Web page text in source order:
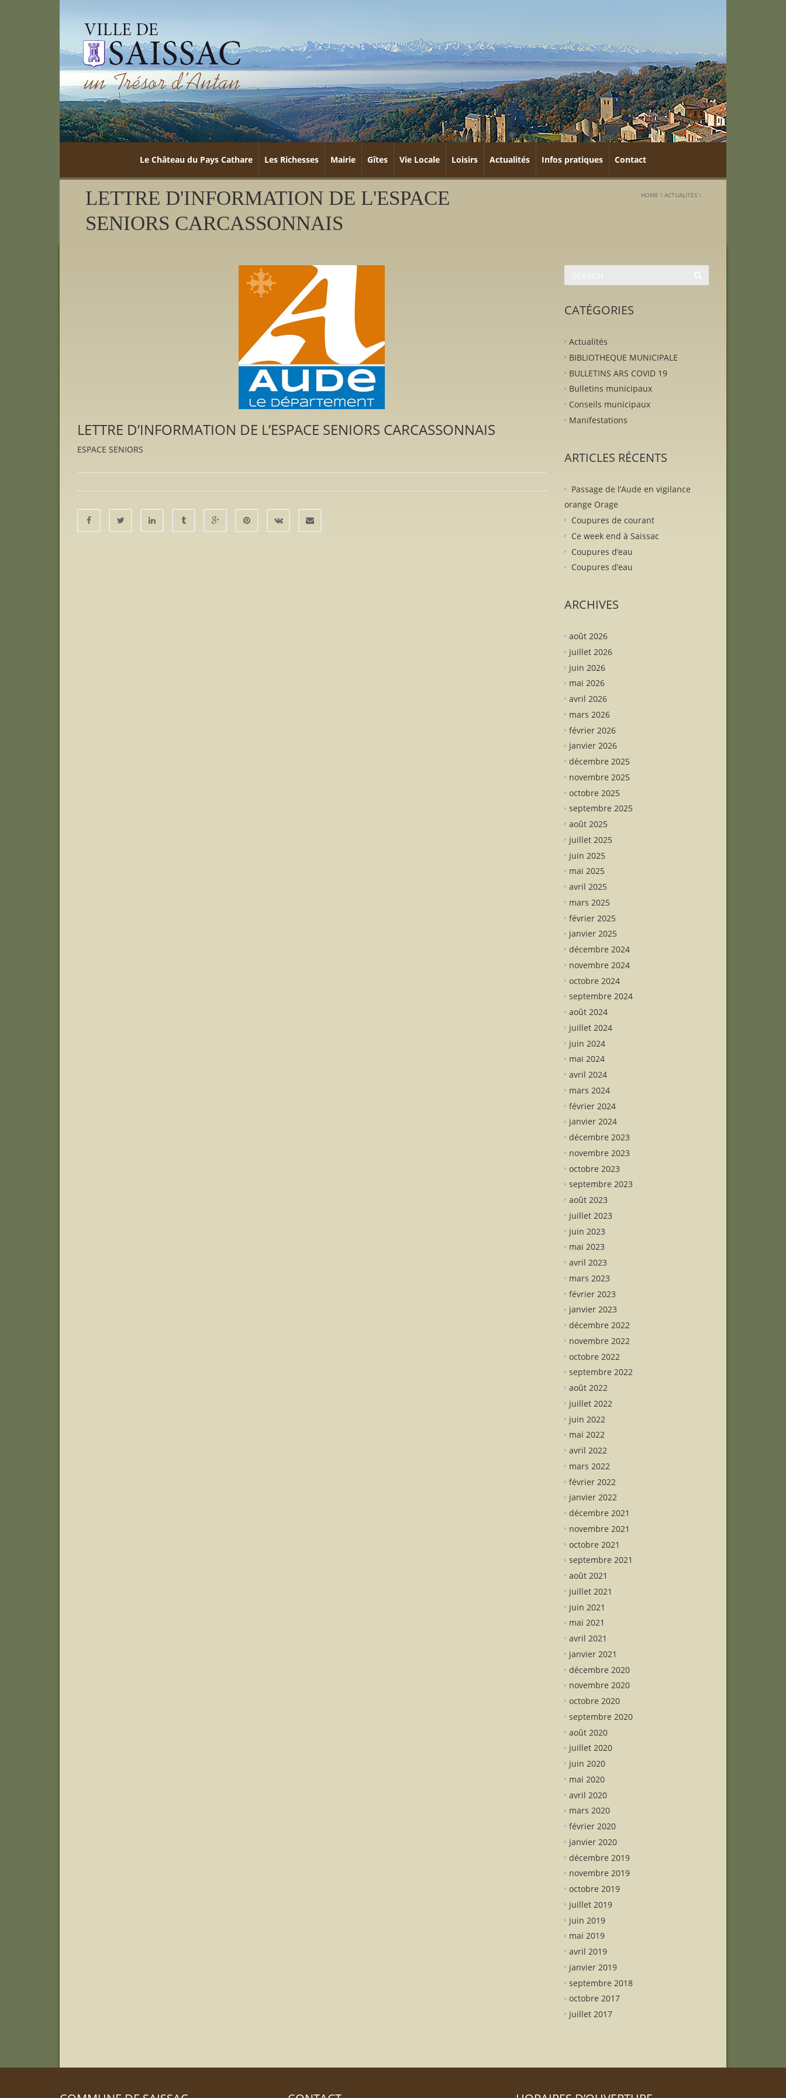
Le Château du Pays Cathare Les Richesses Mairie Gîtes Vie Locale Loisirs Actualités Infos pratiques Contact
LETTRE D'INFORMATION DE L'ESPACE
SENIORS CARCASSONNAIS
HOME \ ACTUALITÉS\
LETTRE D’INFORMATION DE L’ESPACE SENIORS CARCASSONNAIS
ESPACE SENIORS
CATÉGORIES
Actualités
BIBLIOTHEQUE MUNICIPALE
BULLETINS ARS COVID 19
Bulletins municipaux
Conseils municipaux
Manifestations
ARTICLES RÉCENTS
Passage de l’Aude en vigilance
orange Orage
Coupures de courant
Ce week end à Saissac
Coupures d’eau
Coupures d’eau
ARCHIVES
août 2026
juillet 2026
juin 2026
mai 2026
avril 2026
mars 2026
février 2026
janvier 2026
décembre 2025
novembre 2025
octobre 2025
septembre 2025
août 2025
juillet 2025
juin 2025
mai 2025
avril 2025
mars 2025
février 2025
janvier 2025
décembre 2024
novembre 2024
octobre 2024
septembre 2024
août 2024
juillet 2024
juin 2024
mai 2024
avril 2024
mars 2024
février 2024
janvier 2024
décembre 2023
novembre 2023
octobre 2023
septembre 2023
août 2023
juillet 2023
juin 2023
mai 2023
avril 2023
mars 2023
février 2023
janvier 2023
décembre 2022
novembre 2022
octobre 2022
septembre 2022
août 2022
juillet 2022
juin 2022
mai 2022
avril 2022
mars 2022
février 2022
janvier 2022
décembre 2021
novembre 2021
octobre 2021
septembre 2021
août 2021
juillet 2021
juin 2021
mai 2021
avril 2021
janvier 2021
décembre 2020
novembre 2020
octobre 2020
septembre 2020
août 2020
juillet 2020
juin 2020
mai 2020
avril 2020
mars 2020
février 2020
janvier 2020
décembre 2019
novembre 2019
octobre 2019
juillet 2019
juin 2019
mai 2019
avril 2019
janvier 2019
septembre 2018
octobre 2017
juillet 2017